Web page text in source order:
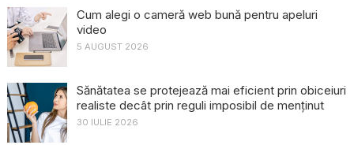
Cum alegi o cameră web bună pentru apeluri
video
5 AUGUST 2026
Sănătatea se protejează mai eficient prin obiceiuri
realiste decât prin reguli imposibil de menținut
30 IULIE 2026